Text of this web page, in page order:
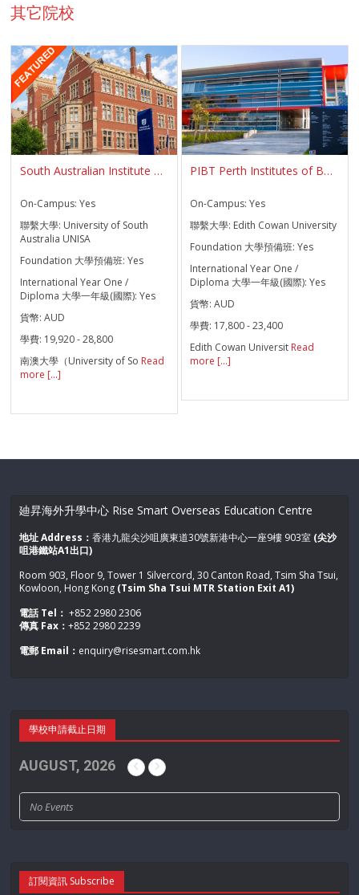
其它院校
South Australian Institute of Business & Technology SAIBT
On-Campus: Yes
聯繫大學: University of South
Australia UNISA
Foundation 大學預備班: Yes
International Year One /
Diploma 大學一年級(國際): Yes
貨幣: AUD
學費: 19,920 - 28,800
南澳大學（University of So Read
more [...]
PIBT Perth Institutes of Business and Technology
On-Campus:Yes
聯繫大學: Edith Cowan University
Foundation 大學預備班:Yes
International Year One /
Diploma 大學一年級(國際):Yes
貨幣:AUD
學費: 17,800 - 23,400
Edith Cowan Universit Read
more [...]
廸昇海外升學中心 Rise Smart Overseas Education Centre
地址 Address：香港九龍尖沙咀廣東道30號新港中心一座9樓 903室 (尖沙
咀港鐵站A1出口)
Room 903, Floor 9, Tower 1 Silvercord, 30 Canton Road, Tsim Sha Tsui,
Kowloon, Hong Kong (Tsim Sha Tsui MTR Station Exit A1)
電話 Tel： +852 2980 2306
傳真 Fax：+852 2980 2239
電郵 Email： enquiry@risesmart.com.hk
學校申請截止日期
AUGUST, 2026
No Events
訂閱資訊 Subscribe